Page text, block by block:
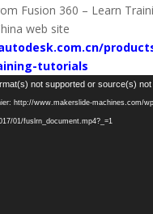
Fusion 360 – Learn
web site
tutorials
not supported or source(s) not
http://www.makerslide-machines.com/
01/fuslrn_document.mp4?_=1